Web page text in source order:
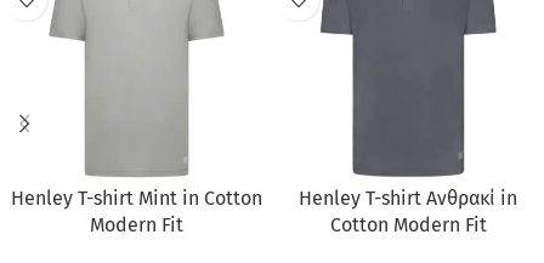
Henley T-shirt Mint in Cotton
Modern Fit
Henley T-shirt Ανθρακί in
Cotton Modern Fit